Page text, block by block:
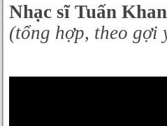
Nhạc sĩ Tuấn
(tổng hợp, theo gợi